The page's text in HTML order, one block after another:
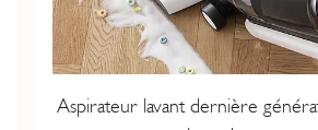
Aspirateur lavant dernière